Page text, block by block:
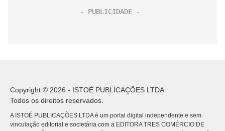
Copyright © 2026 - ISTOÉ PUBLICAÇÕES LTDA
Todos os direitos reservados.
A ISTOÉ PUBLICAÇÕES LTDA é um portal digital independente e sem
vinculação editorial e societária com a EDITORA TRES COMÉRCIO DE